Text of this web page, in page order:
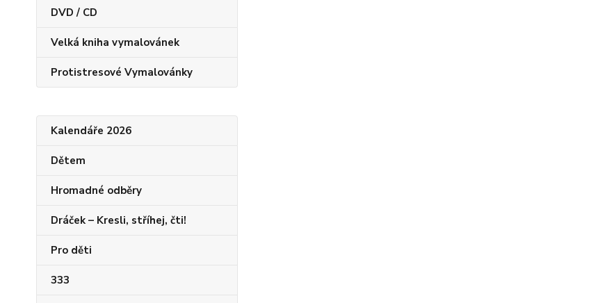
DVD / CD
Velká kniha vymalovánek
Protistresové Vymalovánky
Kalendáře 2026
Dětem
Hromadné odběry
Dráček – Kresli, stříhej, čti!
Pro děti
333